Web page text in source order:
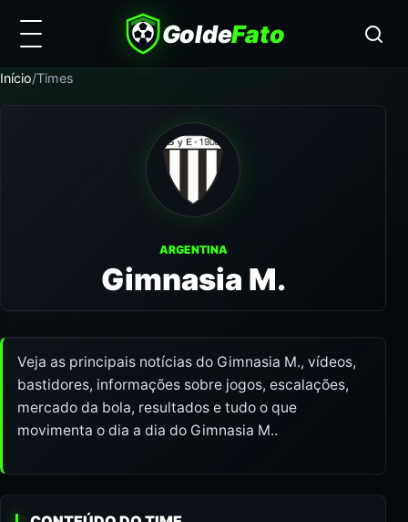
GoldeFato
Início/Times
ARGENTINA
Gimnasia M.
Veja as principais notícias do Gimnasia M., vídeos,
bastidores, informações sobre jogos, escalações,
mercado da bola, resultados e tudo o que
movimenta o dia a dia do Gimnasia M..